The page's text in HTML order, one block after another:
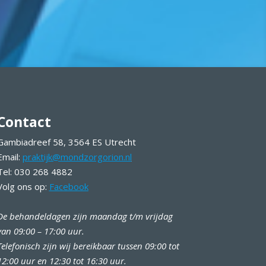
58, 3564 ES Utrecht
praktijk@mondzorgorion.nl
030 268 4882
ons op: Facebook
behandeldagen zijn maandag t/m vrijdag
09:00 – 17:00 uur.
zijn wij bereikbaar tussen 09:00 tot
uur en 12:30 tot 16:30 uur.